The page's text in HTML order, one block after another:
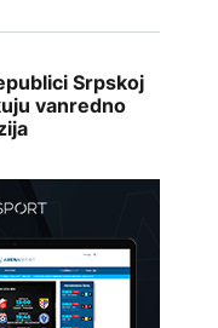
Srpskoj
vanredno